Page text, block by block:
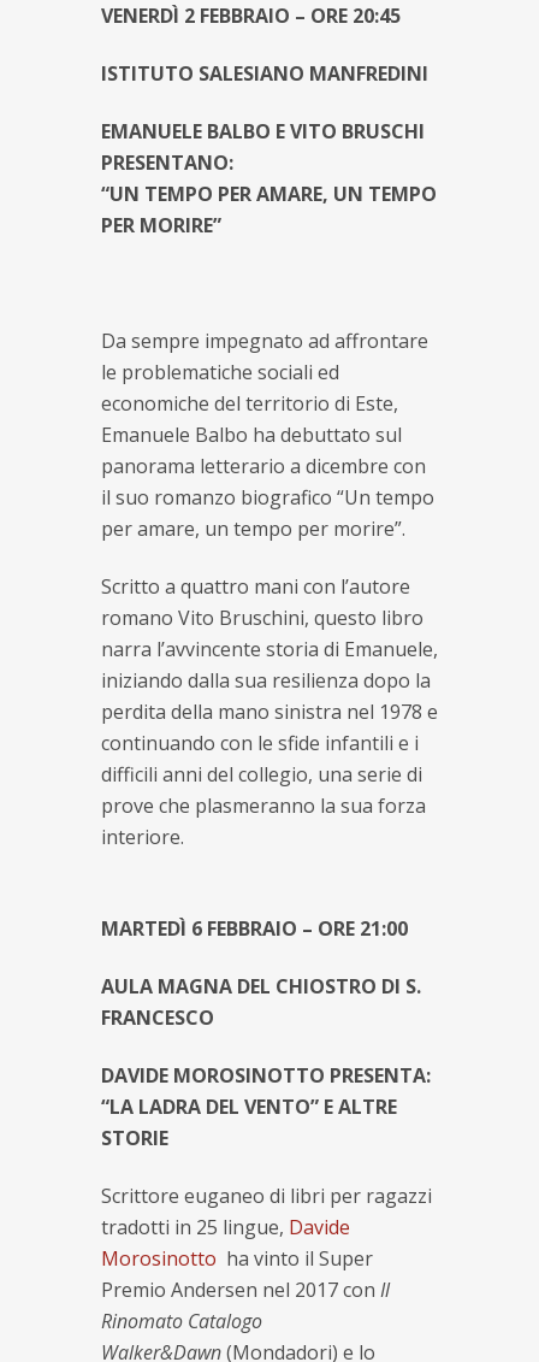
VENERDÌ 2 FEBBRAIO – ORE 20:45
ISTITUTO SALESIANO MANFREDINI
EMANUELE BALBO E VITO BRUSCHI
PRESENTANO:
“UN TEMPO PER AMARE, UN TEMPO
PER MORIRE”
Da sempre impegnato ad affrontare
le problematiche sociali ed
economiche del territorio di Este,
Emanuele Balbo ha debuttato sul
panorama letterario a dicembre con
il suo romanzo biografico “Un tempo
per amare, un tempo per morire”.
Scritto a quattro mani con l’autore
romano Vito Bruschini, questo libro
narra l’avvincente storia di Emanuele,
iniziando dalla sua resilienza dopo la
perdita della mano sinistra nel 1978 e
continuando con le sfide infantili e i
difficili anni del collegio, una serie di
prove che plasmeranno la sua forza
interiore.
MARTEDÌ 6 FEBBRAIO – ORE 21:00
AULA MAGNA DEL CHIOSTRO DI S.
FRANCESCO
DAVIDE MOROSINOTTO PRESENTA:
“LA LADRA DEL VENTO” E ALTRE
STORIE
Scrittore euganeo di libri per ragazzi
tradotti in 25 lingue, Davide
Morosinotto ha vinto il Super
Premio Andersen nel 2017 con Il
Rinomato Catalogo
Walker&Dawn(Mondadori) e lo